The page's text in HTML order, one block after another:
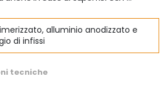
un ottimo effetto
tipo di nastro biadesivo VHB 3M
agli agenti plastificanti
presenta compatibilità con
alluminio anodizzato e
di infissi
tecniche